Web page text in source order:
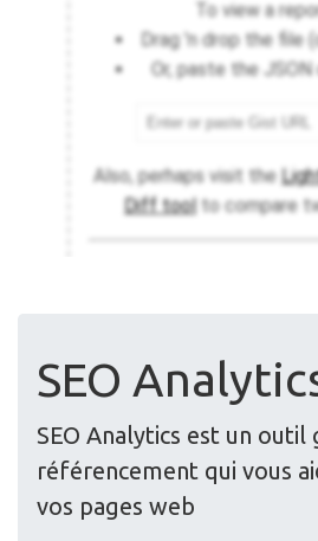
SEO
SEO Analytics est un outil
référencement qui vous
vos pages web